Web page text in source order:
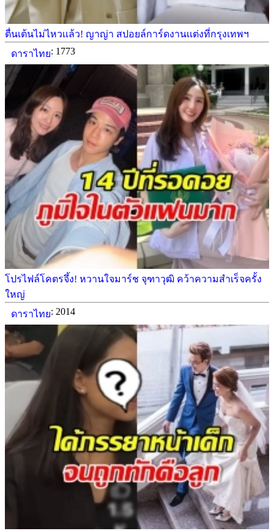
ตื่นเต้นไม่ไหวเเล้ว! ญาญ่า สปอยล์การ์ดงานเเต่งที่กรุงเทพฯ
ดาราไทย: 1773
โปรไฟล์โคตรจึ้ง! หวานใจมาร์ช จุฑาวุฒิ คว้าความสำเร็จครั้ง
ใหญ่
ดาราไทย: 2014